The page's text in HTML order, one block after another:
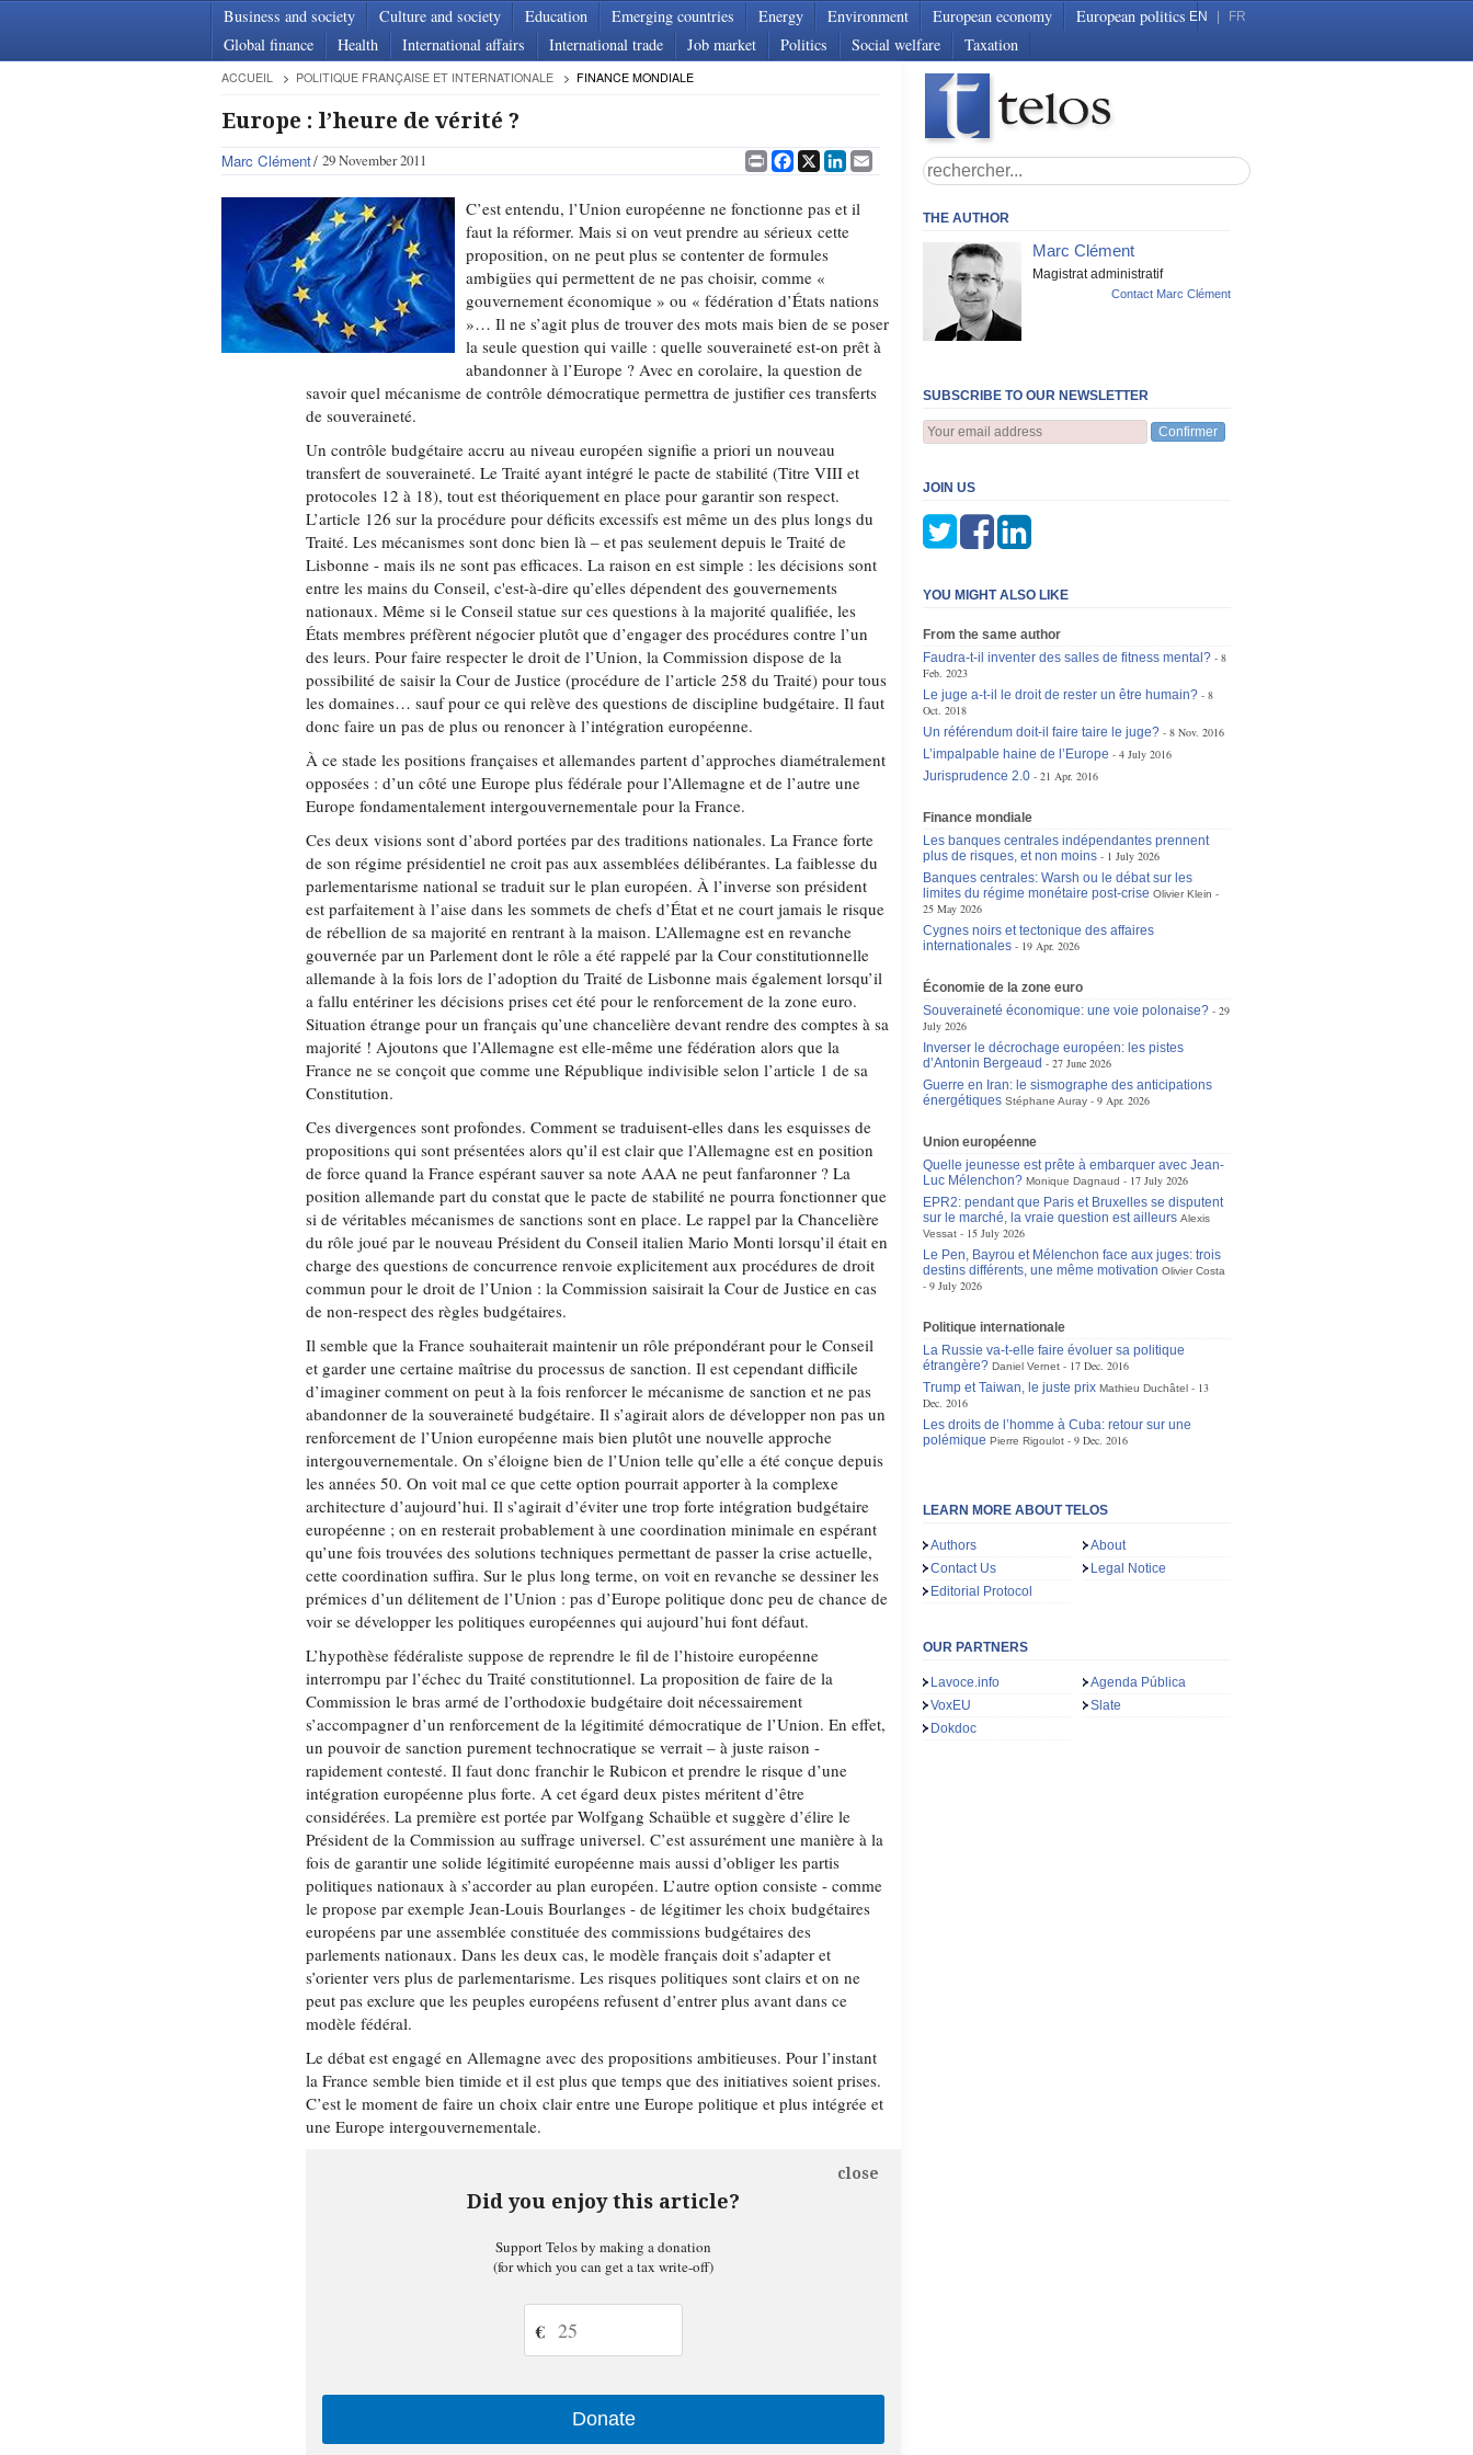
Business and society Culture and society Education Emerging countries Energy Environment European economy
European politics
Global finance
Health International affairs International trade Job market Politics Social welfare Taxation
EN FR
ACCUEIL POLITIQUE FRANÇAISE ET INTERNATIONALE FINANCE MONDIALE
Europe : l’heure de vérité ?
Marc Clément 29 November 2011 PrintFacebook
X LinkedIn
Email
C’est entendu, l’Union européenne ne fonctionne pas et il
faut la réformer. Mais si on veut prendre au sérieux cette
proposition, on ne peut plus se contenter de formules
ambigües qui permettent de ne pas choisir, comme «
gouvernement économique » ou « fédération d’États nations
»… Il ne s’agit plus de trouver des mots mais bien de se poser
la seule question qui vaille : quelle souveraineté est-on prêt à
abandonner à l’Europe ? Avec en corolaire, la question de
savoir quel mécanisme de contrôle démocratique permettra de justifier ces transferts
de souveraineté.
Un contrôle budgétaire accru au niveau européen signifie a priori un nouveau
transfert de souveraineté. Le Traité ayant intégré le pacte de stabilité (Titre VIII et
protocoles 12 à 18), tout est théoriquement en place pour garantir son respect.
L’article 126 sur la procédure pour déficits excessifs est même un des plus longs du
Traité. Les mécanismes sont donc bien là – et pas seulement depuis le Traité de
Lisbonne - mais ils ne sont pas efficaces. La raison en est simple : les décisions sont
entre les mains du Conseil, c'est-à-dire qu’elles dépendent des gouvernements
nationaux. Même si le Conseil statue sur ces questions à la majorité qualifiée, les
États membres préfèrent négocier plutôt que d’engager des procédures contre l’un
des leurs. Pour faire respecter le droit de l’Union, la Commission dispose de la
possibilité de saisir la Cour de Justice (procédure de l’article 258 du Traité) pour tous
les domaines… sauf pour ce qui relève des questions de discipline budgétaire. Il faut
donc faire un pas de plus ou renoncer à l’intégration européenne.
À ce stade les positions françaises et allemandes partent d’approches diamétralement
opposées : d’un côté une Europe plus fédérale pour l’Allemagne et de l’autre une
Europe fondamentalement intergouvernementale pour la France.
Ces deux visions sont d’abord portées par des traditions nationales. La France forte
de son régime présidentiel ne croit pas aux assemblées délibérantes. La faiblesse du
parlementarisme national se traduit sur le plan européen. À l’inverse son président
est parfaitement à l’aise dans les sommets de chefs d’État et ne court jamais le risque
de rébellion de sa majorité en rentrant à la maison. L’Allemagne est en revanche
gouvernée par un Parlement dont le rôle a été rappelé par la Cour constitutionnelle
allemande à la fois lors de l’adoption du Traité de Lisbonne mais également lorsqu’il
a fallu entériner les décisions prises cet été pour le renforcement de la zone euro.
Situation étrange pour un français qu’une chancelière devant rendre des comptes à sa
majorité ! Ajoutons que l’Allemagne est elle-même une fédération alors que la
France ne se conçoit que comme une République indivisible selon l’article 1 de sa
Constitution.
Ces divergences sont profondes. Comment se traduisent-elles dans les esquisses de
propositions qui sont présentées alors qu’il est clair que l’Allemagne est en position
de force quand la France espérant sauver sa note AAA ne peut fanfaronner ? La
position allemande part du constat que le pacte de stabilité ne pourra fonctionner que
si de véritables mécanismes de sanctions sont en place. Le rappel par la Chancelière
du rôle joué par le nouveau Président du Conseil italien Mario Monti lorsqu’il était en
charge des questions de concurrence renvoie explicitement aux procédures de droit
commun pour le droit de l’Union : la Commission saisirait la Cour de Justice en cas
de non-respect des règles budgétaires.
Il semble que la France souhaiterait maintenir un rôle prépondérant pour le Conseil
et garder une certaine maîtrise du processus de sanction. Il est cependant difficile
d’imaginer comment on peut à la fois renforcer le mécanisme de sanction et ne pas
abandonner de la souveraineté budgétaire. Il s’agirait alors de développer non pas un
renforcement de l’Union européenne mais bien plutôt une nouvelle approche
intergouvernementale. On s’éloigne bien de l’Union telle qu’elle a été conçue depuis
les années 50. On voit mal ce que cette option pourrait apporter à la complexe
architecture d’aujourd’hui. Il s’agirait d’éviter une trop forte intégration budgétaire
européenne ; on en resterait probablement à une coordination minimale en espérant
qu’une fois trouvées des solutions techniques permettant de passer la crise actuelle,
cette coordination suffira. Sur le plus long terme, on voit en revanche se dessiner les
prémices d’un délitement de l’Union : pas d’Europe politique donc peu de chance de
voir se développer les politiques européennes qui aujourd’hui font défaut.
L’hypothèse fédéraliste suppose de reprendre le fil de l’histoire européenne
interrompu par l’échec du Traité constitutionnel. La proposition de faire de la
Commission le bras armé de l’orthodoxie budgétaire doit nécessairement
s’accompagner d’un renforcement de la légitimité démocratique de l’Union. En effet,
un pouvoir de sanction purement technocratique se verrait – à juste raison -
rapidement contesté. Il faut donc franchir le Rubicon et prendre le risque d’une
intégration européenne plus forte. A cet égard deux pistes méritent d’être
considérées. La première est portée par Wolfgang Schaüble et suggère d’élire le
Président de la Commission au suffrage universel. C’est assurément une manière à la
fois de garantir une solide légitimité européenne mais aussi d’obliger les partis
politiques nationaux à s’accorder au plan européen. L’autre option consiste - comme
le propose par exemple Jean-Louis Bourlanges - de légitimer les choix budgétaires
européens par une assemblée constituée des commissions budgétaires des
parlements nationaux. Dans les deux cas, le modèle français doit s’adapter et
s’orienter vers plus de parlementarisme. Les risques politiques sont clairs et on ne
peut pas exclure que les peuples européens refusent d’entrer plus avant dans ce
modèle fédéral.
Le débat est engagé en Allemagne avec des propositions ambitieuses. Pour l’instant
la France semble bien timide et il est plus que temps que des initiatives soient prises.
C’est le moment de faire un choix clair entre une Europe politique et plus intégrée et
une Europe intergouvernementale.
Did you enjoy this article?
close
Support Telos by making a donation
(for which you can get a tax write-off)
€
Donate
THE AUTHOR
Marc Clément
Magistrat administratif
Contact Marc Clément
SUBSCRIBE TO OUR NEWSLETTER
Confirmer
JOIN US
YOU MIGHT ALSO LIKE
From the same author
Faudra-t-il inventer des salles de fitness mental?
8
Feb. 2023
Le juge a-t-il le droit de rester un être humain?
8
Oct. 2018
Un référendum doit-il faire taire le juge?
8 Nov. 2016
L’impalpable haine de l’Europe
4 July 2016
Jurisprudence 2.0
21 Apr. 2016
Finance mondiale
Les banques centrales indépendantes prennent
plus de risques, et non moins
1 July 2026
Banques centrales: Warsh ou le débat sur les
limites du régime monétaire post-crise Olivier Klein
25 May 2026
Cygnes noirs et tectonique des affaires
internationales
19 Apr. 2026
Économie de la zone euro
Souveraineté économique: une voie polonaise?
29
July 2026
Inverser le décrochage européen: les pistes
d’Antonin Bergeaud
27 June 2026
Guerre en Iran: le sismographe des anticipations
énergétiques Stéphane Auray 9 Apr. 2026
Union européenne
Quelle jeunesse est prête à embarquer avec Jean-
Luc Mélenchon? Monique Dagnaud
17 July 2026
EPR2: pendant que Paris et Bruxelles se disputent
sur le marché, la vraie question est ailleurs Alexis
Vessat
15 July 2026
Le Pen, Bayrou et Mélenchon face aux juges: trois
destins différents, une même motivation Olivier Costa
9 July 2026
Politique internationale
La Russie va-t-elle faire évoluer sa politique
étrangère? Daniel Vernet
17 Dec. 2016
Trump et Taiwan, le juste prix Mathieu Duchâtel
13
Dec. 2016
Les droits de l’homme à Cuba: retour sur une
polémique Pierre Rigoulot 9 Dec. 2016
LEARN MORE ABOUT TELOS
Authors
About
Contact Us
Legal Notice
Editorial Protocol
OUR PARTNERS
Lavoce.info
Agenda Pública
VoxEU
Slate
Dokdoc